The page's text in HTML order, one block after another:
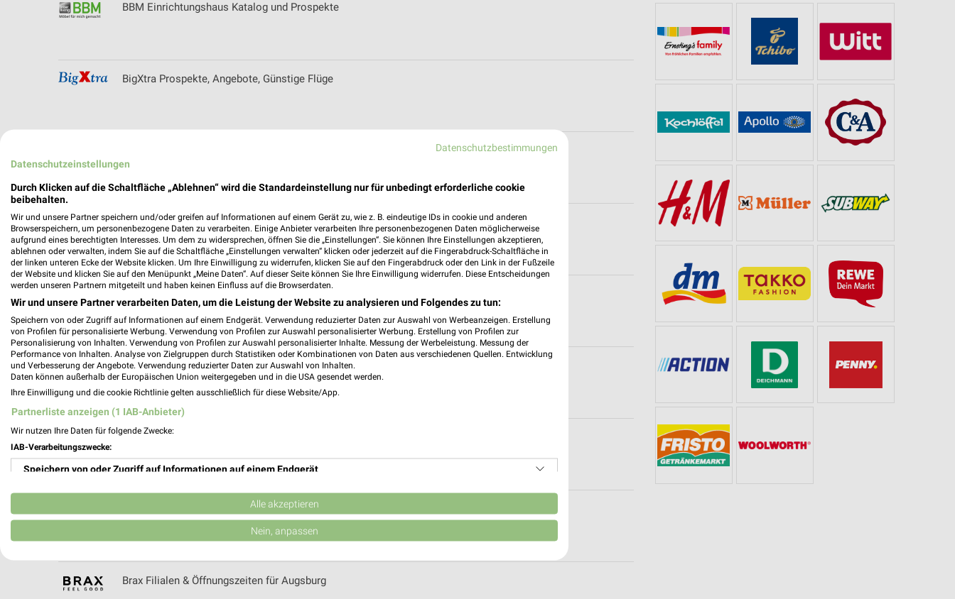
BBM Einrichtungshaus Katalog und Prospekte
BigXtra Prospekte, Angebote, Günstige Flüge
Blue Tomato Filialen & Öffnungszeiten für München
BMW Prospekte und Angebote für München
bofrost* Prospekt der Woche für Kempten
Bottenschein Reisen Filialen & Öffnungszeiten für Ehingen
BRAUN Möbel-Center Katalog und Prospekte für Bad Saulgau
Brax Filialen & Öffnungszeiten für Augsburg
Datenschutzbestimmungen
Datenschutzeinstellungen
Durch Klicken auf die Schaltfläche „Ablehnen“ wird die Standardeinstellung nur für unbedingt erforderliche cookie
beibehalten.
Wir und unsere Partner speichern und/oder greifen auf Informationen auf einem Gerät zu, wie z. B. eindeutige IDs in cookie und anderen
Browserspeichern, um personenbezogene Daten zu verarbeiten. Einige Anbieter verarbeiten Ihre personenbezogenen Daten möglicherweise
aufgrund eines berechtigten Interesses. Um dem zu widersprechen, öffnen Sie die „Einstellungen“. Sie können Ihre Einstellungen akzeptieren,
ablehnen oder verwalten, indem Sie auf die Schaltfläche „Einstellungen verwalten“ klicken oder jederzeit auf die Fingerabdruck-Schaltfläche in
der linken unteren Ecke der Website klicken. Um Ihre Einwilligung zu widerrufen, klicken Sie auf den Fingerabdruck oder den Link in der Fußzeile
der Website und klicken Sie auf den Menüpunkt „Meine Daten“. Auf dieser Seite können Sie Ihre Einwilligung widerrufen. Diese Entscheidungen
werden unseren Partnern mitgeteilt und haben keinen Einfluss auf die Browserdaten.
Wir und unsere Partner verarbeiten Daten, um die Leistung der Website zu analysieren und Folgendes zu tun:
Speichern von oder Zugriff auf Informationen auf einem Endgerät. Verwendung reduzierter Daten zur Auswahl von Werbeanzeigen. Erstellung
von Profilen für personalisierte Werbung. Verwendung von Profilen zur Auswahl personalisierter Werbung. Erstellung von Profilen zur
Personalisierung von Inhalten. Verwendung von Profilen zur Auswahl personalisierter Inhalte. Messung der Werbeleistung. Messung der
Performance von Inhalten. Analyse von Zielgruppen durch Statistiken oder Kombinationen von Daten aus verschiedenen Quellen. Entwicklung
und Verbesserung der Angebote. Verwendung reduzierter Daten zur Auswahl von Inhalten.
Daten können außerhalb der Europäischen Union weitergegeben und in die USA gesendet werden.
Ihre Einwilligung und die cookie Richtlinie gelten ausschließlich für diese Website/App.
Partnerliste anzeigen (1 IAB-Anbieter)
Wir nutzen Ihre Daten für folgende Zwecke:
IAB-Verarbeitungszwecke:
Speichern von oder Zugriff auf Informationen auf einem Endgerät
Verwendung reduzierter Daten zur Auswahl von Werbeanzeigen
Erstellung von Profilen für personalisierte Werbung
Erstellung von Profilen zur Personalisierung von Inhalten
Alle akzeptieren
Nein, anpassen